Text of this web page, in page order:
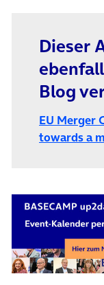
Dieser
Blog
EU Merger
towards a